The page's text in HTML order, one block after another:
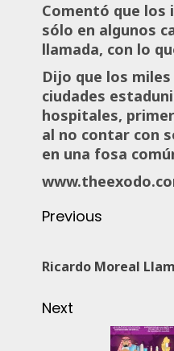
Comentó que los
sólo en algunos
llamada, con lo
Dijo que los
ciudades
hospitales,
al no contar con
en una fosa
Previous
Ricardo Moreal
Next